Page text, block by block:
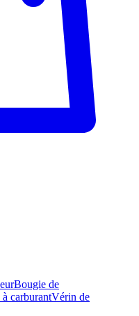
Bougie de
carburantVérin de